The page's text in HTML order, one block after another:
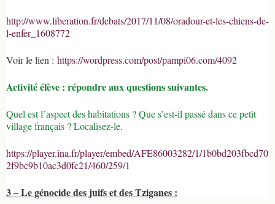
http://www.liberation.fr/debats/2017/11/08/oradour-et-les-chiens-de-
l-enfer_1608772
Voir le lien : https://wordpress.com/post/pampi06.com/4092
Activité élève : répondre aux questions suivantes.
Quel est l’aspect des habitations ? Que s’est-il passé dans ce petit
village français ? Localisez-le.
https://player.ina.fr/player/embed/AFE86003282/1/1b0bd203fbcd70
2f9bc9b10ac3d0fc21/460/259/1
3 – Le génocide des juifs et des Tziganes :